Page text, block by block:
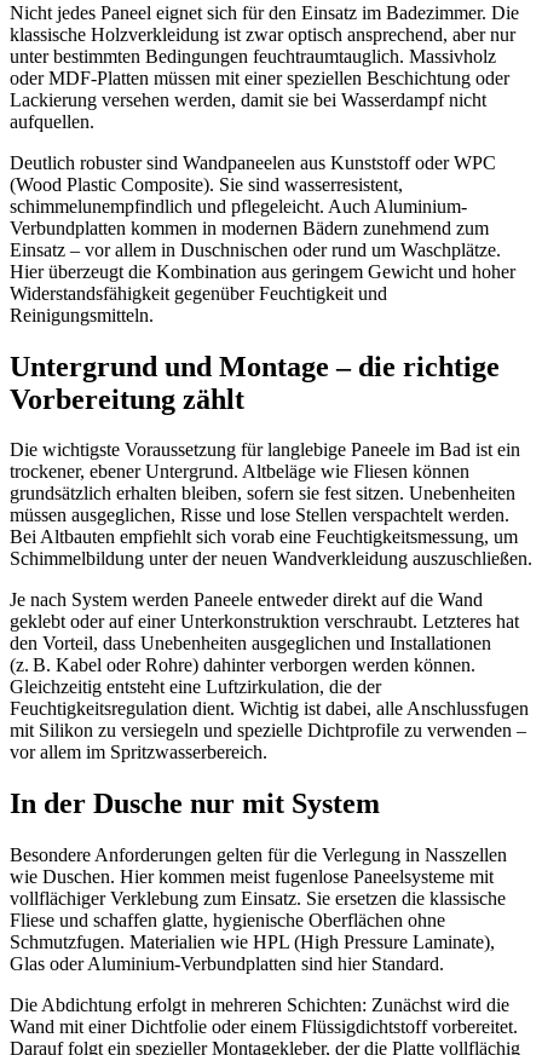
Nicht jedes Paneel eignet sich für den Einsatz im Badezimmer. Die
klassische Holzverkleidung ist zwar optisch ansprechend, aber nur
unter bestimmten Bedingungen feuchtraumtauglich. Massivholz
oder MDF-Platten müssen mit einer speziellen Beschichtung oder
Lackierung versehen werden, damit sie bei Wasserdampf nicht
aufquellen.
Deutlich robuster sind Wandpaneelen aus Kunststoff oder WPC
(Wood Plastic Composite). Sie sind wasserresistent,
schimmelunempfindlich und pflegeleicht. Auch Aluminium-
Verbundplatten kommen in modernen Bädern zunehmend zum
Einsatz – vor allem in Duschnischen oder rund um Waschplätze.
Hier überzeugt die Kombination aus geringem Gewicht und hoher
Widerstandsfähigkeit gegenüber Feuchtigkeit und
Reinigungsmitteln.
Untergrund und Montage – die richtige
Vorbereitung zählt
Die wichtigste Voraussetzung für langlebige Paneele im Bad ist ein
trockener, ebener Untergrund. Altbeläge wie Fliesen können
grundsätzlich erhalten bleiben, sofern sie fest sitzen. Unebenheiten
müssen ausgeglichen, Risse und lose Stellen verspachtelt werden.
Bei Altbauten empfiehlt sich vorab eine Feuchtigkeitsmessung, um
Schimmelbildung unter der neuen Wandverkleidung auszuschließen.
Je nach System werden Paneele entweder direkt auf die Wand
geklebt oder auf einer Unterkonstruktion verschraubt. Letzteres hat
den Vorteil, dass Unebenheiten ausgeglichen und Installationen
(z. B. Kabel oder Rohre) dahinter verborgen werden können.
Gleichzeitig entsteht eine Luftzirkulation, die der
Feuchtigkeitsregulation dient. Wichtig ist dabei, alle Anschlussfugen
mit Silikon zu versiegeln und spezielle Dichtprofile zu verwenden –
vor allem im Spritzwasserbereich.
In der Dusche nur mit System
Besondere Anforderungen gelten für die Verlegung in Nasszellen
wie Duschen. Hier kommen meist fugenlose Paneelsysteme mit
vollflächiger Verklebung zum Einsatz. Sie ersetzen die klassische
Fliese und schaffen glatte, hygienische Oberflächen ohne
Schmutzfugen. Materialien wie HPL (High Pressure Laminate),
Glas oder Aluminium-Verbundplatten sind hier Standard.
Die Abdichtung erfolgt in mehreren Schichten: Zunächst wird die
Wand mit einer Dichtfolie oder einem Flüssigdichtstoff vorbereitet.
Darauf folgt ein spezieller Montagekleber, der die Platte vollflächig